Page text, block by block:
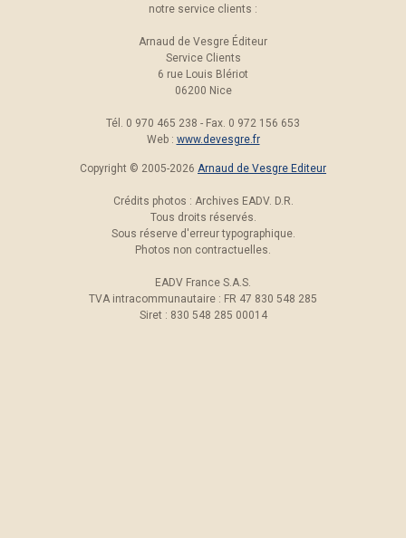
notre service clients :
Arnaud de Vesgre Éditeur
Service Clients
6 rue Louis Blériot
06200 Nice
Tél. 0 970 465 238 - Fax. 0 972 156 653
Web : www.devesgre.fr
Copyright © 2005-2026 Arnaud de Vesgre Editeur
Crédits photos : Archives EADV. D.R.
Tous droits réservés.
Sous réserve d'erreur typographique.
Photos non contractuelles.
EADV France S.A.S.
TVA intracommunautaire : FR 47 830 548 285
Siret : 830 548 285 00014